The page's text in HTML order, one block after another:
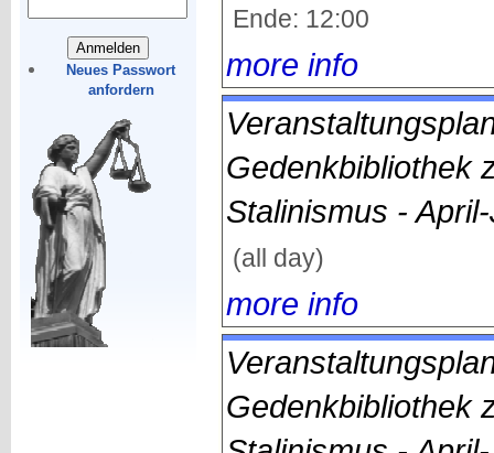
Neues Passwort
anfordern
Ende: 12:00
more info
Gedenkbibliothek
Stalinismus -
(all day)
more info
Gedenkbibliothek